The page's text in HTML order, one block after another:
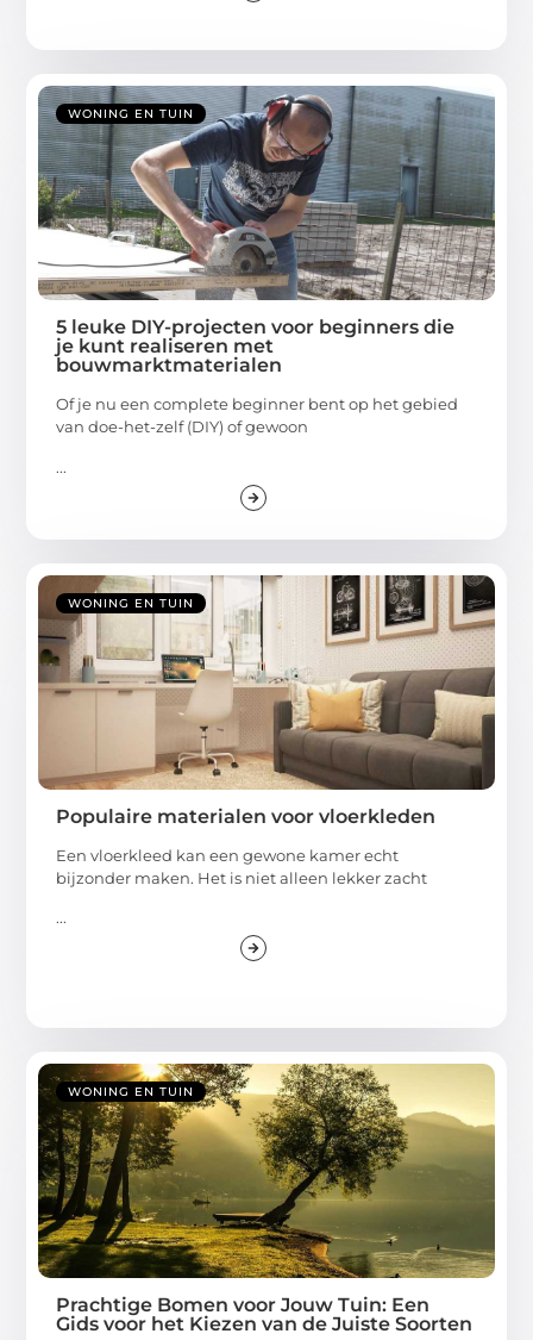
WONING EN TUIN
5 leuke DIY-projecten voor beginners die
je kunt realiseren met
bouwmarktmaterialen
Of je nu een complete beginner bent op het gebied
van doe-het-zelf (DIY) of gewoon
...
WONING EN TUIN
Populaire materialen voor vloerkleden
Een vloerkleed kan een gewone kamer echt
bijzonder maken. Het is niet alleen lekker zacht
...
WONING EN TUIN
Prachtige Bomen voor Jouw Tuin: Een
Gids voor het Kiezen van de Juiste Soorten